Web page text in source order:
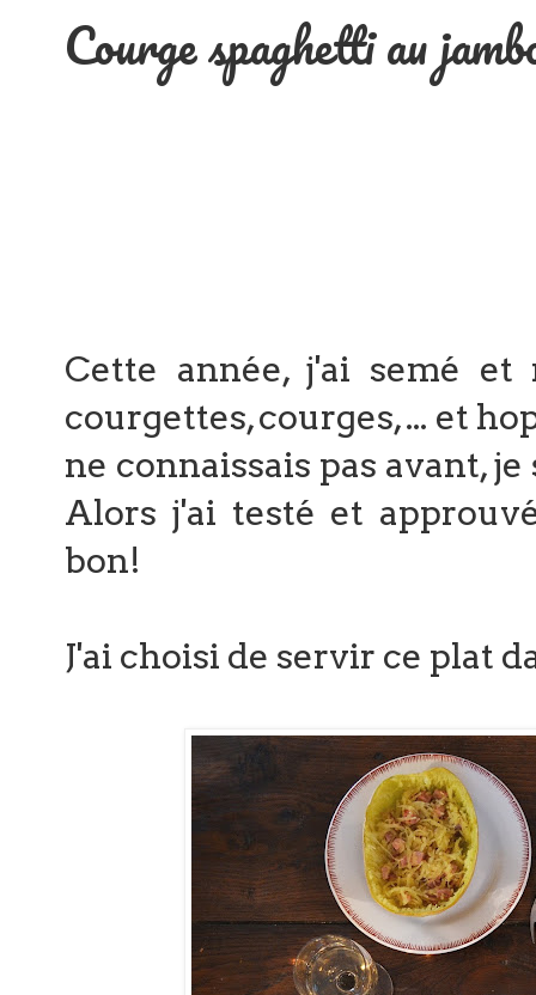
Courge spaghetti au
Cette année, j'ai semé
courgettes, courges, ... et
ne connaissais pas avant,
Alors j'ai testé et
bon!
J'ai choisi de servir ce plat